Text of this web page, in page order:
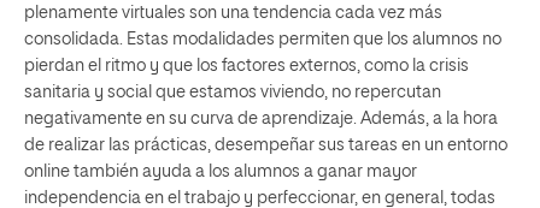
plenamente virtuales son una tendencia cada vez más
consolidada. Estas modalidades permiten que los alumnos no
pierdan el ritmo y que los factores externos, como la crisis
sanitaria y social que estamos viviendo, no repercutan
negativamente en su curva de aprendizaje. Además, a la hora
de realizar las prácticas, desempeñar sus tareas en un entorno
online también ayuda a los alumnos a ganar mayor
independencia en el trabajo y perfeccionar, en general, todas